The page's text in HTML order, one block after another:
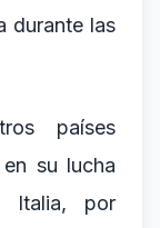
durante las
países
su lucha
Italia, por